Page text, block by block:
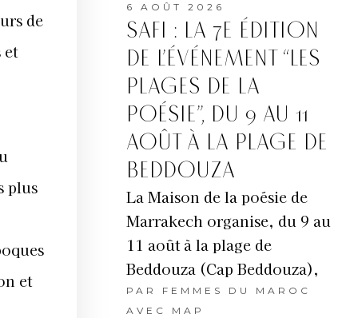
de
et
plus
et
6 AOÛT 2026
SAFI : LA 7E ÉDITION
DE L’ÉVÉNEMENT “LES
PLAGES DE LA
POÉSIE”, DU 9 AU 11
AOÛT À LA PLAGE DE
BEDDOUZA
La Maison de la poésie de
Marrakech organise, du 9 au
11 août à la plage de
Beddouza (Cap Beddouza),
PAR FEMMES DU MAROC
AVEC MAP